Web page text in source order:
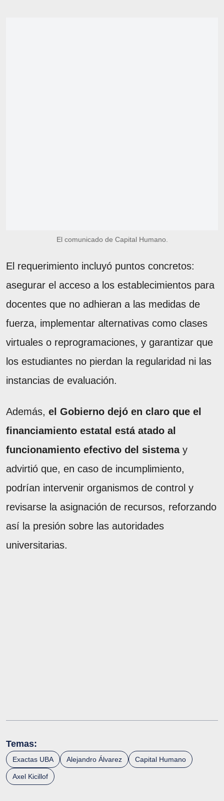
El comunicado de Capital Humano.
El requerimiento incluyó puntos concretos:
asegurar el acceso a los establecimientos para
docentes que no adhieran a las medidas de
fuerza, implementar alternativas como clases
virtuales o reprogramaciones, y garantizar que
los estudiantes no pierdan la regularidad ni las
instancias de evaluación.
Además, el Gobierno dejó en claro que el
financiamiento estatal está atado al
funcionamiento efectivo del sistemay
advirtió que, en caso de incumplimiento,
podrían intervenir organismos de control y
revisarse la asignación de recursos, reforzando
así la presión sobre las autoridades
universitarias.
Temas:
Exactas UBA Alejandro Álvarez Capital Humano
Axel Kicillof